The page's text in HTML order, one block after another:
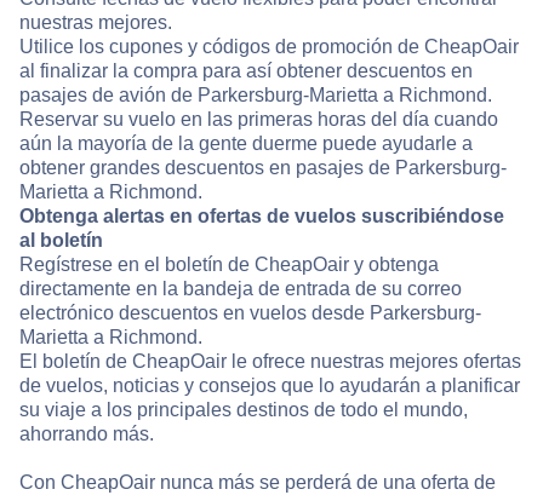
nuestras mejores.
Utilice los cupones y códigos de promoción de CheapOair
al finalizar la compra para así obtener descuentos en
pasajes de avión de Parkersburg-Marietta a Richmond.
Reservar su vuelo en las primeras horas del día cuando
aún la mayoría de la gente duerme puede ayudarle a
obtener grandes descuentos en pasajes de Parkersburg-
Marietta a Richmond.
Obtenga alertas en ofertas de vuelos suscribiéndose
al boletín
Regístrese en el boletín de CheapOair y obtenga
directamente en la bandeja de entrada de su correo
electrónico descuentos en vuelos desde Parkersburg-
Marietta a Richmond.
El boletín de CheapOair le ofrece nuestras mejores ofertas
de vuelos, noticias y consejos que lo ayudarán a planificar
su viaje a los principales destinos de todo el mundo,
ahorrando más.
Con CheapOair nunca más se perderá de una oferta de